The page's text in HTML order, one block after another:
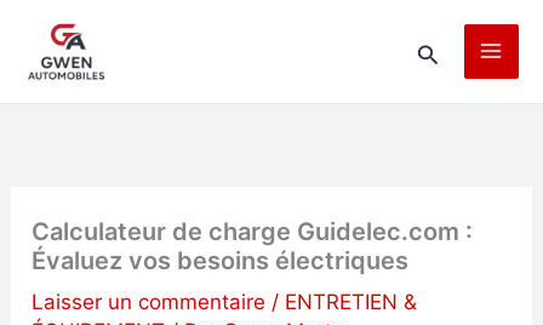
Rechercher
Calculateur de charge Guidelec.com :
Évaluez vos besoins électriques
Laisser un commentaire / ENTRETIEN &